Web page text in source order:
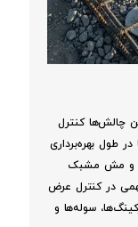
چالش‌ها کنترل
طول بهره‌برداری
و مش مشبک
در کنترل عرض
سوله‌ها و